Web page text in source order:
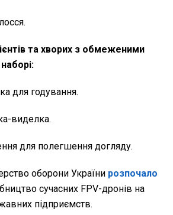
та хворих з обмеженими
для годування.
виделка.
для полегшення догляду.
оборони України розпочало
сучасних FPV-дронів на
підприємств.